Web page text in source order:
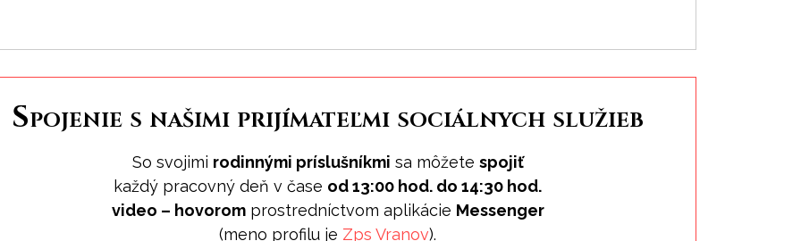
Spojenie s našimi prijímateľmi sociálnych služieb
So svojimi rodinnými príslušníkmi sa môžete spojiť
každý pracovný deň v čase od 13:00 hod. do 14:30 hod.
video – hovoromprostredníctvom aplikácie Messenger
(meno profilu je Zps Vranov).